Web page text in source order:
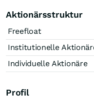
Aktionärsstruktur
Freefloat
Institutionelle
Individuelle Aktionäre
Profil